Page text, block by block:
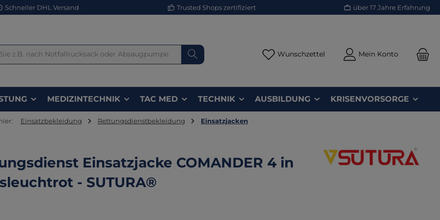
Schneller DHL Versand Trusted Shops zertifiziert über 17 Jahre Erfahrung
Wunschzettel Du hast 0 Produkte auf dem
Mein Konto
MEDIZINTECHNIK TAC MED TECHNIK AUSBILDUNG KRISENVORSORGE
Einsatzbekleidung Rettungsdienstbekleidung Einsatzjacken
Einsatzjacke COMANDER 4 in
- SUTURA®